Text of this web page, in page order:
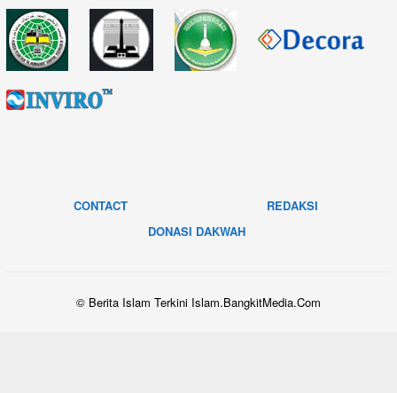
CONTACT
REDAKSI
DONASI DAKWAH
© Berita Islam Terkini Islam.BangkitMedia.Com